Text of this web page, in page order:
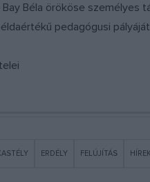
Béla örököse személyes
pedagógusi
ERDÉLY FELÚJÍTÁS HÍREK